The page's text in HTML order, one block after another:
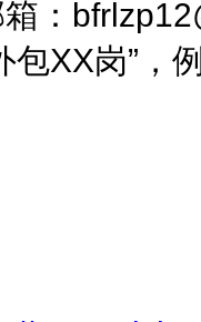
包XX岗”，